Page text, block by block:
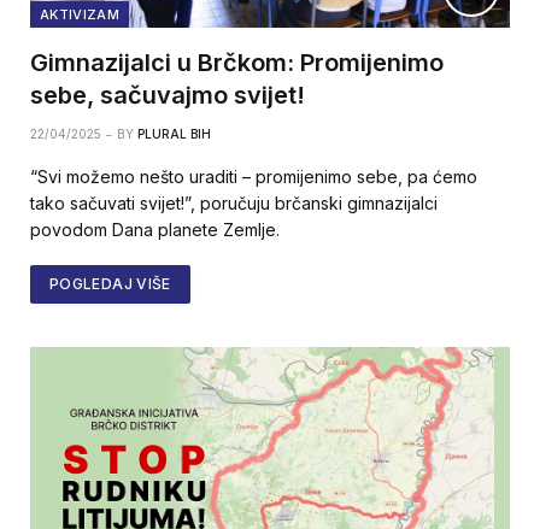
AKTIVIZAM
Gimnazijalci u Brčkom: Promijenimo
sebe, sačuvajmo svijet!
22/04/2025 BY PLURAL BIH
“Svi možemo nešto uraditi – promijenimo sebe, pa ćemo
tako sačuvati svijet!”, poručuju brčanski gimnazijalci
povodom Dana planete Zemlje.
POGLEDAJ VIŠE